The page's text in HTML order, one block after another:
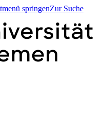
springenZur Suche